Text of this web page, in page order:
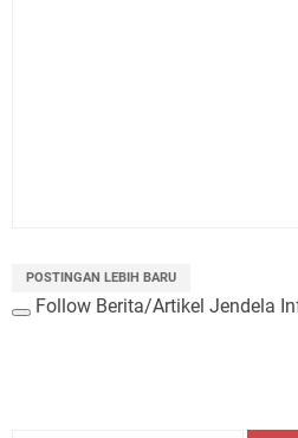
POSTINGAN LEBIH BARU
Follow Berita/Artikel Jendela